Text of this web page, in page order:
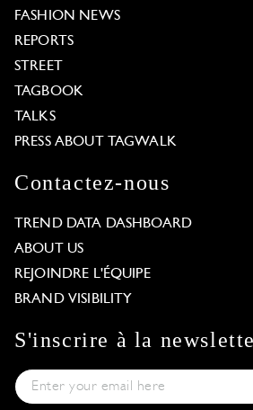
FASHION NEWS
REPORTS
STREET
TAGBOOK
TALKS
PRESS ABOUT TAGWALK
Contactez-nous
TREND DATA DASHBOARD
ABOUT US
REJOINDRE L'ÉQUIPE
BRAND VISIBILITY
S'inscrire à la